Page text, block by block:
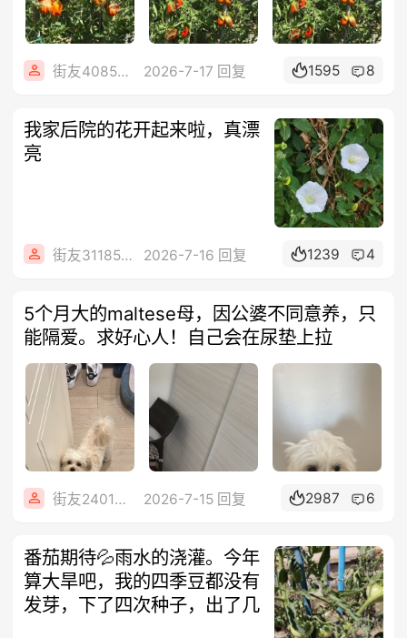
街友40858442 2026-7-17 回复 1595 8
我家后院的花开起来啦，真漂
亮
街友31185462 2026-7-16 回复 1239 4
5个月大的maltese母，因公婆不同意养，只
能隔爱。求好心人！自己会在尿垫上拉
街友24012628 2026-7-15 回复 2987 6
番茄期待💦雨水的浇灌。今年
算大旱吧，我的四季豆都没有
发芽，下了四次种子，出了几